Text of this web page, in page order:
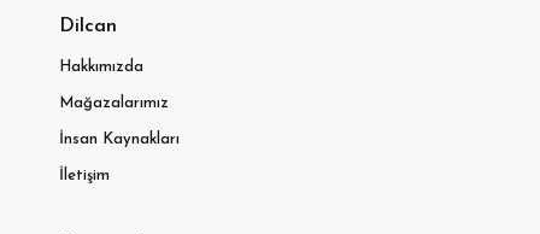
Dilcan
Hakkımızda
Mağazalarımız
İnsan Kaynakları
İletişim